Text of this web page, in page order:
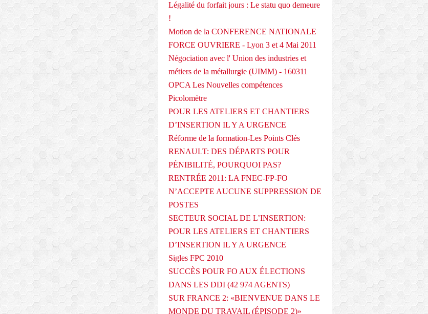
Légalité du forfait jours : Le statu quo demeure
!
Motion de la CONFERENCE NATIONALE
FORCE OUVRIERE - Lyon 3 et 4 Mai 2011
Négociation avec l' Union des industries et
métiers de la métallurgie (UIMM) - 160311
OPCA Les Nouvelles compétences
Picolomètre
POUR LES ATELIERS ET CHANTIERS
D’INSERTION IL Y A URGENCE
Réforme de la formation-Les Points Clés
RENAULT: DES DÉPARTS POUR
PÉNIBILITÉ, POURQUOI PAS?
RENTRÉE 2011: LA FNEC-FP-FO
N’ACCEPTE AUCUNE SUPPRESSION DE
POSTES
SECTEUR SOCIAL DE L’INSERTION:
POUR LES ATELIERS ET CHANTIERS
D’INSERTION IL Y A URGENCE
Sigles FPC 2010
SUCCÈS POUR FO AUX ÉLECTIONS
DANS LES DDI (42 974 AGENTS)
SUR FRANCE 2: «BIENVENUE DANS LE
MONDE DU TRAVAIL (ÉPISODE 2)»